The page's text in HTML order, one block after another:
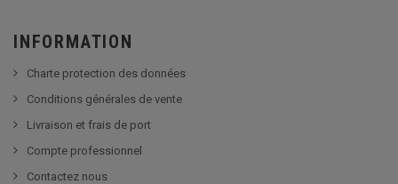
INFORMATION
Charte protection des données
Conditions générales de vente
Livraison et frais de port
Compte professionnel
Contactez nous